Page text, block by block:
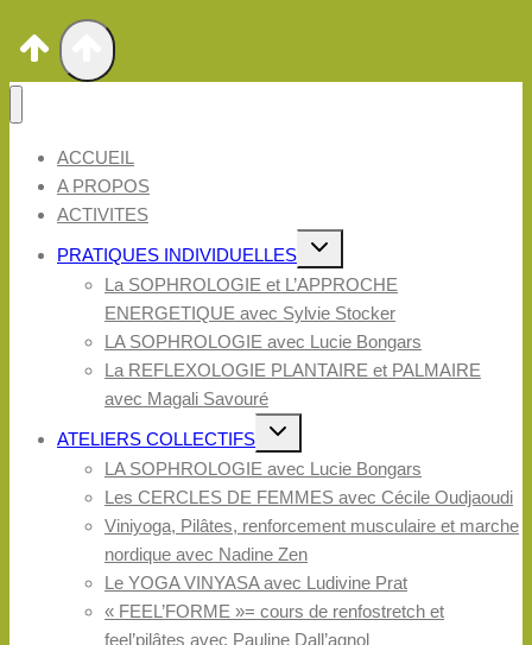
ACCUEIL
A PROPOS
ACTIVITES
PRATIQUES INDIVIDUELLES
Ouvrir/fermer
menu
enfant
La SOPHROLOGIE et L’APPROCHE
ENERGETIQUE avec Sylvie Stocker
LA SOPHROLOGIE avec Lucie Bongars
La REFLEXOLOGIE PLANTAIRE et PALMAIRE
avec Magali Savouré
ATELIERS COLLECTIFS
Ouvrir/fermer
enfant
LA SOPHROLOGIE avec Lucie Bongars
Les CERCLES DE FEMMES avec Cécile Oudjaoudi
Viniyoga, Pilâtes, renforcement musculaire et marche
nordique avec Nadine Zen
Le YOGA VINYASA avec Ludivine Prat
« FEEL’FORME »= cours de renfostretch et
feel’pilâtes avec Pauline Dall’agnol